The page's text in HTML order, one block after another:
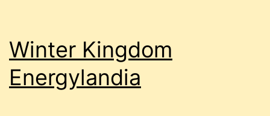
Winter Kingdom
Energylandia